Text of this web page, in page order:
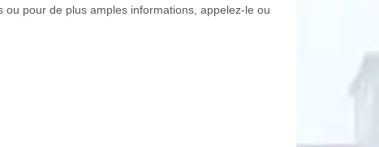
pour de plus amples informations, appelez-le ou